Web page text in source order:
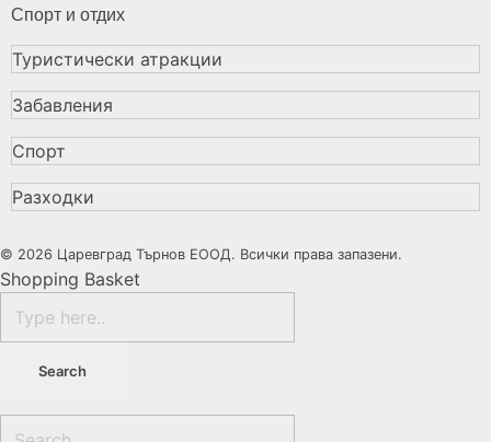
Спорт и отдих
Туристически атракции
Забавления
Спорт
Разходки
© 2026 Царевград Търнов ЕООД. Всички права запазени.
Shopping Basket